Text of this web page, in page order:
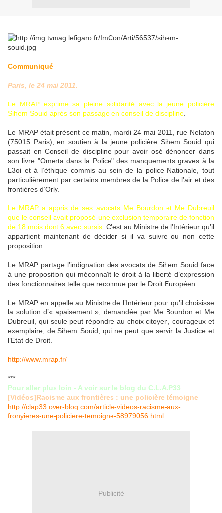
Communiqué
Paris, le 24 mai 2011.
Le MRAP exprime sa pleine solidarité avec la jeune policière
Sihem Souid après son passage en conseil de discipline
Le MRAP était présent ce matin, mardi 24 mai 2011, rue Nelaton
(75015 Paris), en soutien à la jeune policière Sihem Souid qui
passait en Conseil de discipline pour avoir osé dénoncer dans
son livre "Omerta dans la Police" des manquements graves à la
L3oi et à l’éthique commis au sein de la police Nationale, tout
particulièrement par certains membres de la Police de l’air et des
frontières d’Orly.
Le MRAP a appris de ses avocats Me Bourdon et Me Dubreuil
que le conseil avait proposé une exclusion temporaire de fonction
de 18 mois dont 6 avec sursis. C’est au Ministre de l’Intérieur qu’il
appartient maintenant de décider si il va suivre ou non cette
proposition.
Le MRAP partage l’indignation des avocats de Sihem Souid face
à une proposition qui méconnaît le droit à la liberté d’expression
des fonctionnaires telle que reconnue par le Droit Européen.
Le MRAP en appelle au Ministre de l’Intérieur pour qu’il choisisse
la solution d’« apaisement », demandée par Me Bourdon et Me
Dubreuil, qui seule peut répondre au choix citoyen, courageux et
exemplaire, de Sihem Souid, qui ne peut que servir la Justice et
l’Etat de Droit.
http://www.mrap.fr/
***
Pour aller plus loin - A voir sur le blog du C.L.A.P33
[Vidéos]Racisme aux frontières : une policière témoigne
http://clap33.over-blog.com/article-videos-racisme-aux-
fronyieres-une-policiere-temoigne-58979056.html
Publicité